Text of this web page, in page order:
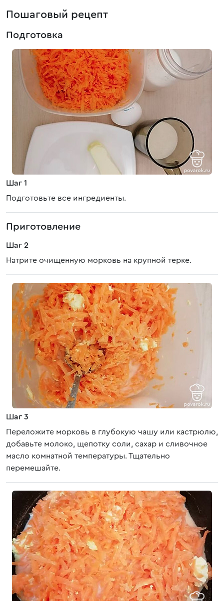
Пошаговый рецепт
Подготовка
Шаг 1
Подготовьте все ингредиенты.
Приготовление
Шаг 2
Натрите очищенную морковь на крупной терке.
Шаг 3
Переложите морковь в глубокую чашу или кастрюлю,
добавьте молоко, щепотку соли, сахар и сливочное
масло комнатной температуры. Тщательно
перемешайте.